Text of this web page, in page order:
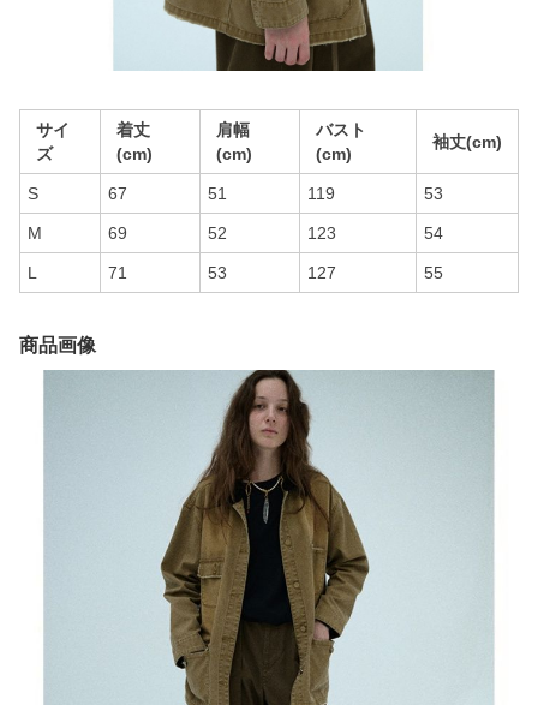
サイ
ズ
着丈
(cm)
肩幅
(cm)
バスト
(cm)
袖丈(cm)
S 67 51 119 53
M 69 52 123 54
L 71 53 127 55
商品画像